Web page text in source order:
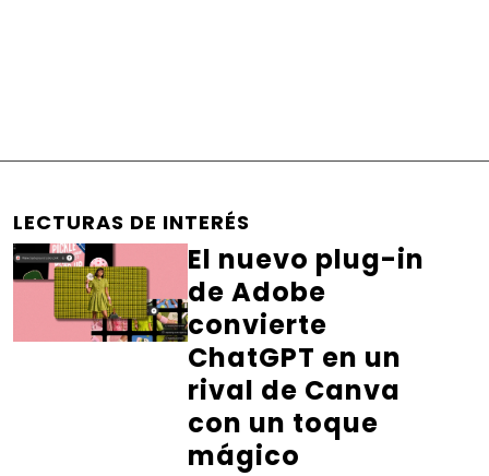
LECTURAS DE INTERÉS
El nuevo plug-in
de Adobe
convierte
ChatGPT en un
rival de Canva
con un toque
mágico